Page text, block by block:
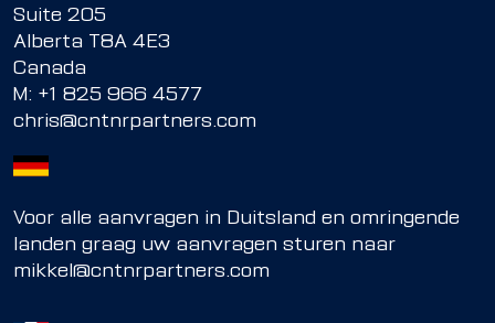
Suite 205
Alberta T8A 4E3
Canada
M: +1 825 966 4577
chris@cntnrpartners.com
Voor alle aanvragen in Duitsland en omringende
landen graag uw aanvragen sturen naar
mikkel@cntnrpartners.com